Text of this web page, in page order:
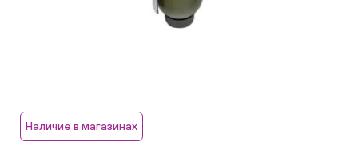
Наличие в магазинах